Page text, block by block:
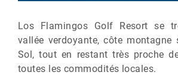
Los Flamingos Golf Resort se
vallée verdoyante, côte montagne
Sol, tout en restant très proche
toutes les commodités locales.